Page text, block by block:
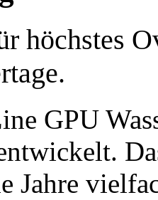
höchstes
GPU
Jahre